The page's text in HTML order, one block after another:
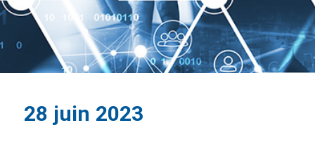
28 juin 2023